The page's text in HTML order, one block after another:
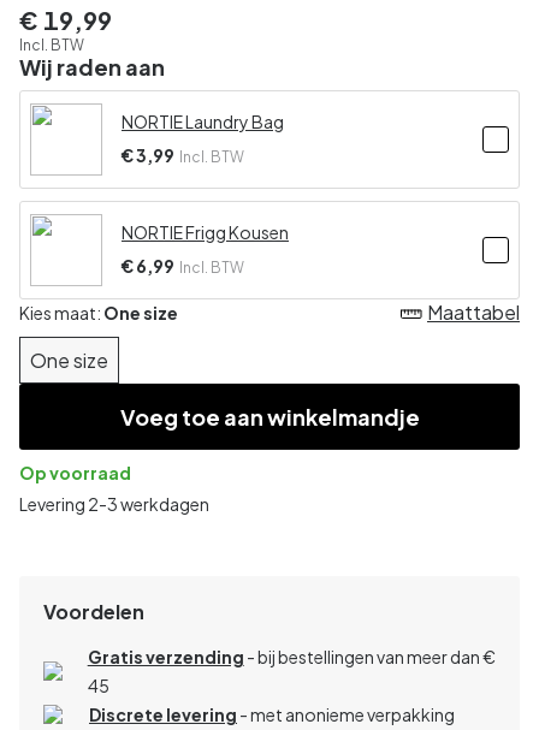
€ 19,99
Incl. BTW
Wij raden aan
NORTIE Laundry Bag
€ 3,99 Incl. BTW
NORTIE Frigg Kousen
€ 6,99 Incl. BTW
Kies maat: One size
One size
Maattabel
Voeg toe aan winkelmandje
Op voorraad
Levering 2-3 werkdagen
Voordelen
Gratis verzending - bij bestellingen van meer dan €
45
Discrete levering - met anonieme verpakking